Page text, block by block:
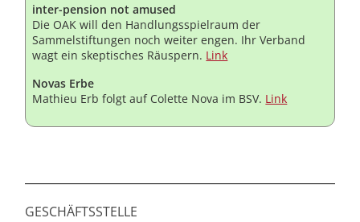
inter-pension not amused
Die OAK will den Handlungsspielraum der
Sammelstiftungen noch weiter engen. Ihr Verband
wagt ein skeptisches Räuspern. Link
Novas Erbe
Mathieu Erb folgt auf Colette Nova im BSV. Link
GESCHÄFTSSTELLE